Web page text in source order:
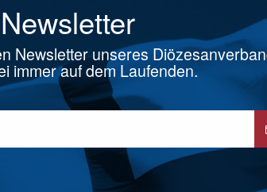
Newsletter
Newsletter unseres
immer auf dem Laufenden.